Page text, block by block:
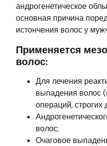
андрогенетическое
основная причина
истончения волос у
Применяется
волос:
Для лечения
выпадения волос
операций, строгих
волос;
Очаговое